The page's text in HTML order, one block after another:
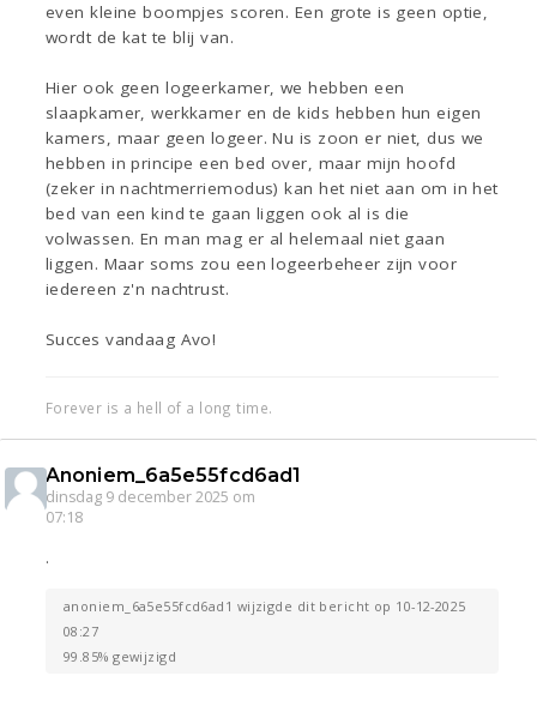
even kleine boompjes scoren. Een grote is geen optie,
wordt de kat te blij van.
Hier ook geen logeerkamer, we hebben een
slaapkamer, werkkamer en de kids hebben hun eigen
kamers, maar geen logeer. Nu is zoon er niet, dus we
hebben in principe een bed over, maar mijn hoofd
(zeker in nachtmerriemodus) kan het niet aan om in het
bed van een kind te gaan liggen ook al is die
volwassen. En man mag er al helemaal niet gaan
liggen. Maar soms zou een logeerbeheer zijn voor
iedereen z'n nachtrust.
Succes vandaag Avo!
Forever is a hell of a long time.
Anoniem_6a5e55fcd6ad1
dinsdag 9 december 2025 om
07:18
.
anoniem_6a5e55fcd6ad1 wijzigde dit bericht op 10-12-2025
08:27
99.85% gewijzigd